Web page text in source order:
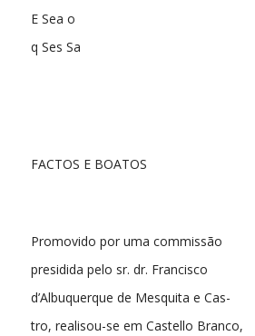
E Sea o
q Ses Sa
FACTOS E BOATOS
Promovido por uma commissão
presidida pelo sr. dr. Francisco
d’Albuquerque de Mesquita e Cas-
tro, realisou-se em Castello Branco,